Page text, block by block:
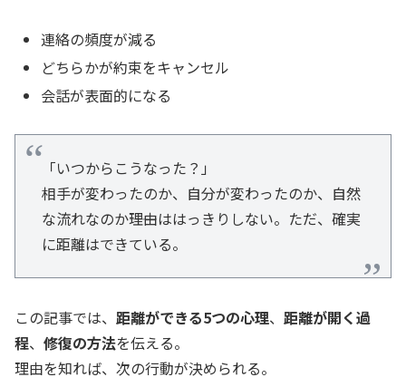
連絡の頻度が減る
どちらかが約束をキャンセル
会話が表面的になる
「いつからこうなった？」
相手が変わったのか、自分が変わったのか、自然
な流れなのか――理由ははっきりしない。ただ、確実
に距離はできている。
この記事では、 距離ができる5つの心理、 距離が開く過
程、 修復の方法を伝える。
理由を知れば、次の行動が決められる。